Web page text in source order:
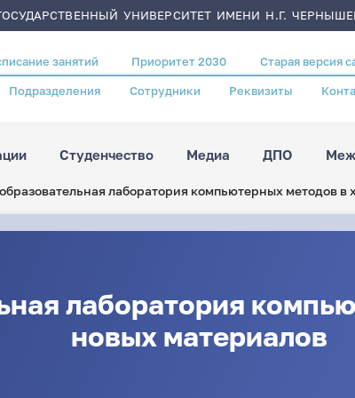
УНИВЕРСИТЕТ ИМЕНИ Н.Г.
занятий Приоритет 2030 Старая версия
Подразделения Сотрудники Реквизиты
Студенчество Медиа ДПО
лаборатория компьютерных методов
лаборатория
новых материалов